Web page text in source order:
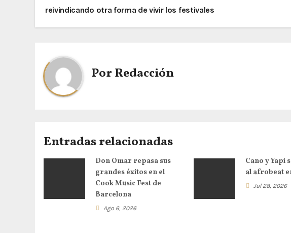
reivindicando otra forma de vivir los festivales
PorRedacción
Entradas relacionadas
Don Omar repasa sus
grandes éxitos en el
Cook Music Fest de
Barcelona
Ago 6, 2026
Cano y Yapi
al afrobeat
Jul 28, 2026